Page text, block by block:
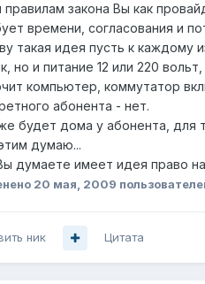
правилам закона Вы как
времени, согласования и
такая идея пусть к каждому
но и питание 12 или 220
компьютер, коммутатор
абонента - нет.
будет дома у абонента, для
думаю...
думаете имеет идея право
20 мая, 2009
ник Цитата